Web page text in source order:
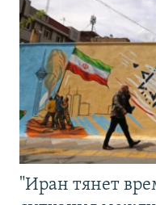
"Иран тянет